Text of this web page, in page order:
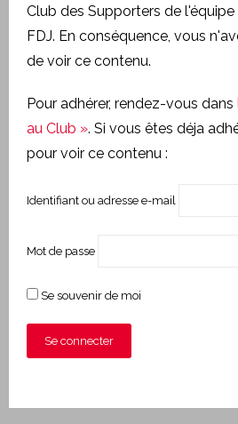
Vidéos
Adhérez au Club
Club des Supporters de
FDJ. En conséquence, vous
de voir ce contenu.
Pour adhérer, rendez-vous dans
au Club ». Si vous êtes déja
pour voir ce contenu :
Identifiant ou adresse e-mail
Mot de passe
Se souvenir de moi